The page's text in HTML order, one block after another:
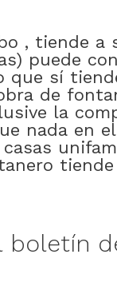
, tiende a
puede
que sí
de
la
nada en el
casas
tiende
boletín